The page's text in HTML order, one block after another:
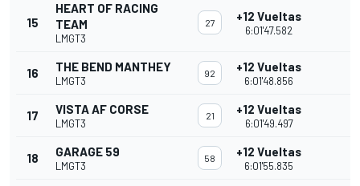
15
HEART OF RACING
TEAM
LMGT3
27 +12 Vueltas
6:01'47.582
16 THE BEND MANTHEY
LMGT3
92 +12 Vueltas
6:01'48.856
17 VISTA AF CORSE
LMGT3
21 +12 Vueltas
6:01'49.497
18 GARAGE 59
LMGT3
58 +12 Vueltas
6:01'55.835